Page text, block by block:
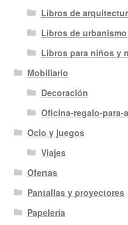
Libros de
Libros de urbanismo
Libros para niños y
Mobiliario
Decoración
Oficina-regalo-
Ocio y juegos
Viajes
Ofertas
Pantallas y proyectores
Papelería